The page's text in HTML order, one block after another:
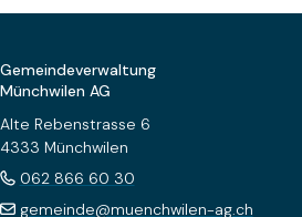
Gemeindeverwaltung
Münchwilen AG
Alte Rebenstrasse 6
4333 Münchwilen
062 866 60 30
gemeinde@muenchwilen-ag.ch